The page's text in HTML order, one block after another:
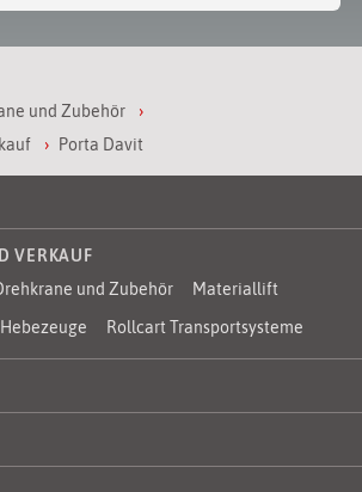
und Zubehör
Porta Davit
VERKAUF
und Zubehör
Materiallift
Hebezeuge Rollcart Transportsysteme